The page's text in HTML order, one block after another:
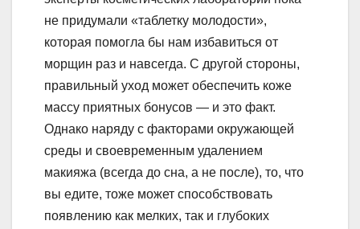
не придумали «таблетку молодости»,
которая помогла бы нам избавиться от
морщин раз и навсегда. С другой стороны,
правильный уход может обеспечить коже
массу приятных бонусов — и это факт.
Однако наряду с факторами окружающей
среды и своевременным удалением
макияжа (всегда до сна, а не после), то, что
вы едите, тоже может способствовать
появлению как мелких, так и глубоких